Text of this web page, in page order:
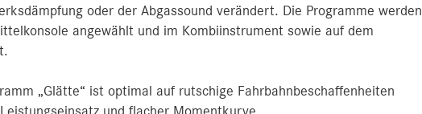
oder der Abgassound verändert. Die Programme werden
angewählt und im Kombiinstrument sowie auf dem
„Glätte“ ist optimal auf rutschige Fahrbahnbeschaffenheiten